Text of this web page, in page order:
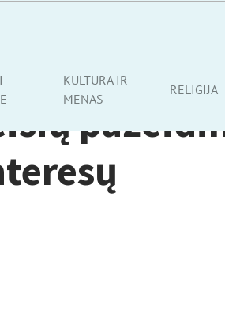
KULTŪRA IR
MENAS
RELIGIJA